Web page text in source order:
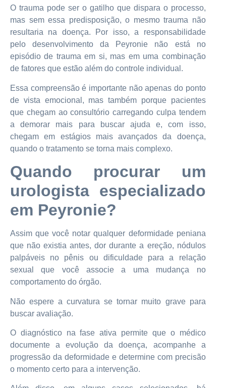
O trauma pode ser o gatilho que dispara o processo,
mas sem essa predisposição, o mesmo trauma não
resultaria na doença. Por isso, a responsabilidade
pelo desenvolvimento da Peyronie não está no
episódio de trauma em si, mas em uma combinação
de fatores que estão além do controle individual.
Essa compreensão é importante não apenas do ponto
de vista emocional, mas também porque pacientes
que chegam ao consultório carregando culpa tendem
a demorar mais para buscar ajuda e, com isso,
chegam em estágios mais avançados da doença,
quando o tratamento se torna mais complexo.
Quando procurar um
urologista especializado
em Peyronie?
Assim que você notar qualquer deformidade peniana
que não existia antes, dor durante a ereção, nódulos
palpáveis no pênis ou dificuldade para a relação
sexual que você associe a uma mudança no
comportamento do órgão.
Não espere a curvatura se tornar muito grave para
buscar avaliação.
O diagnóstico na fase ativa permite que o médico
documente a evolução da doença, acompanhe a
progressão da deformidade e determine com precisão
o momento certo para a intervenção.